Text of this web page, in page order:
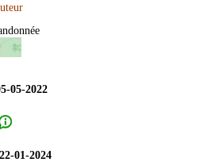
05-2022
22-01-2024